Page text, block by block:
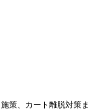
策、カート離脱対策ま